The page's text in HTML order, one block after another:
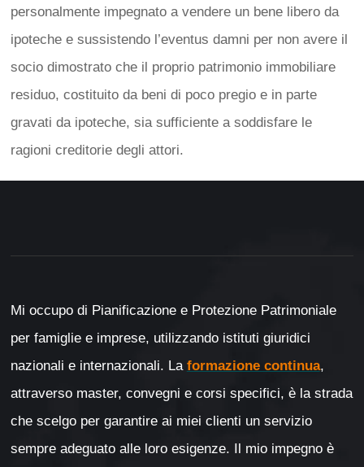
personalmente impegnato a vendere un bene libero da
ipoteche e sussistendo l’eventus damni per non avere il
socio dimostrato che il proprio patrimonio immobiliare
residuo, costituito da beni di poco pregio e in parte
gravati da ipoteche, sia sufficiente a soddisfare le
ragioni creditorie degli attori.
Mi occupo di Pianificazione e Protezione Patrimoniale
per famiglie e imprese, utilizzando istituti giuridici
nazionali e internazionali. La formazione continua,
attraverso master, convegni e corsi specifici, è la strada
che scelgo per garantire ai miei clienti un servizio
sempre adeguato alle loro esigenze. Il mio impegno è